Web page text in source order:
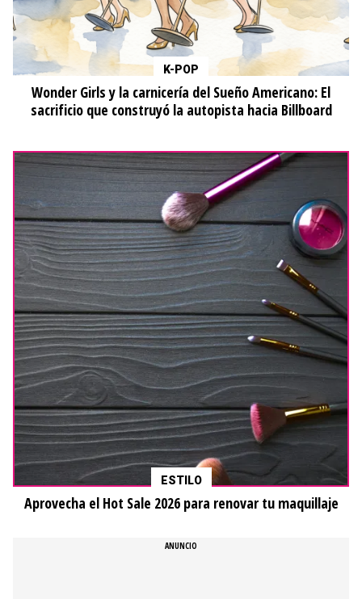
K-POP
Wonder Girls y la carnicería del Sueño Americano: El
sacrificio que construyó la autopista hacia Billboard
ESTILO
Aprovecha el Hot Sale 2026 para renovar tu maquillaje